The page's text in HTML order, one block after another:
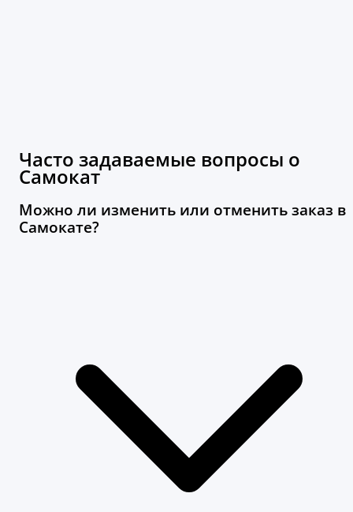
Часто задаваемые вопросы о
Самокат
Можно ли изменить или отменить заказ в
Самокате?